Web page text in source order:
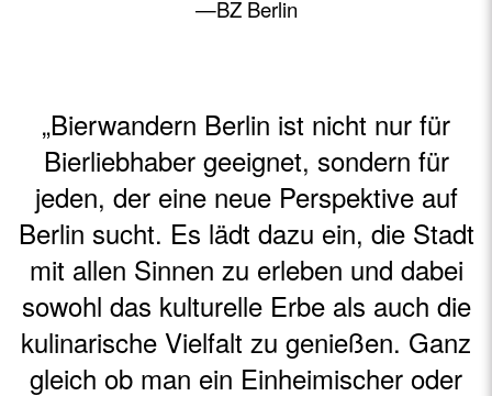
—BZ Berlin
„Bierwandern Berlin ist nicht nur für
Bierliebhaber geeignet, sondern für
jeden, der eine neue Perspektive auf
Berlin sucht. Es lädt dazu ein, die Stadt
mit allen Sinnen zu erleben und dabei
sowohl das kulturelle Erbe als auch die
kulinarische Vielfalt zu genießen. Ganz
gleich ob man ein Einheimischer oder